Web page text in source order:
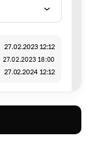
27.02.2023 12:12
27.02.2023 18:00
27.02.2024 12:12